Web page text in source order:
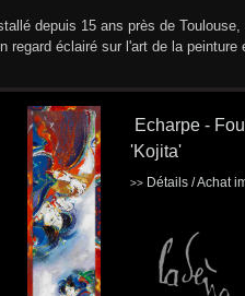
depuis 15 ans près de
regard éclairé sur l'art de la
Echarpe -
'Kojita'
>> Détails / Achat